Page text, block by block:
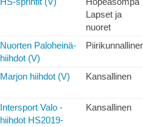
Lapset ja
nuoret
Nuorten Paloheinä-
hiihdot (V)
Marjon hiihdot (V) Kansallinen
Intersport Valo -
hiihdot HS2019-
Kansallinen